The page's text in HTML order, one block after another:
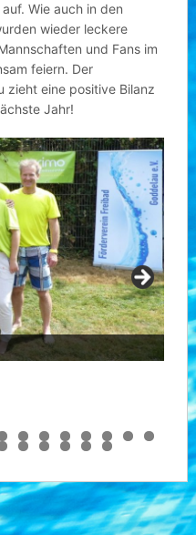
Wie auch in den
wieder leckere
und Fans im
feiern. Der
zieht eine positive Bilanz
Jahr!